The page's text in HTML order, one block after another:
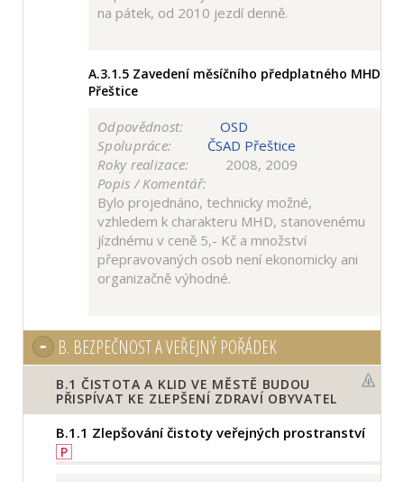
na pátek, od 2010 jezdí denně.
A.3.1.5 Zavedení měsíčního předplatného MHD
Přeštice
Odpovědnost:
OSD
Spolupráce:
ČSAD Přeštice
Roky realizace:
2008, 2009
Popis / Komentář:
Bylo projednáno, technicky možné,
vzhledem k charakteru MHD, stanovenému
jízdnému v ceně 5,- Kč a množství
přepravovaných osob není ekonomicky ani
organizačně výhodné.
B. BEZPEČNOST A VEŘEJNÝ POŘÁDEK
B.1 ČISTOTA A KLID VE MĚSTĚ BUDOU
PŘISPÍVAT KE ZLEPŠENÍ ZDRAVÍ OBYVATEL
B.1.1 Zlepšování čistoty veřejných prostranství
P